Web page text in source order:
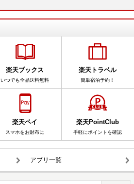
楽天ブックス
いつでも全品送料無料
楽天トラベル
簡単宿泊予約！
楽天ペイ
スマホをお財布に
楽天PointClub
手軽にポイントを確認
アプリ一覧